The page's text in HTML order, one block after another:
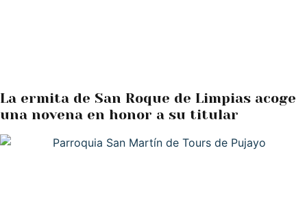
La ermita de San Roque de Limpias acoge
una novena en honor a su titular